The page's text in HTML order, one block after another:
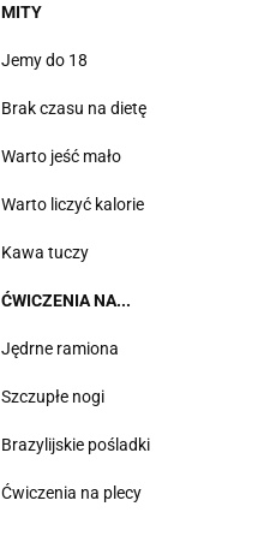
MITY
Jemy do 18
Brak czasu na dietę
Warto jeść mało
Warto liczyć kalorie
Kawa tuczy
ĆWICZENIA NA...
Jędrne ramiona
Szczupłe nogi
Brazylijskie pośladki
Ćwiczenia na plecy